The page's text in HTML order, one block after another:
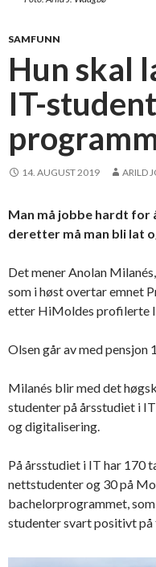
SAMFUNN
Hun skal
IT-
14. AUGUST 2019 ARILD
Man må jobbe hardt
deretter må man bli lat
Det mener Anolan
som i høst overtar emnet
etter HiMoldes profilerte
Olsen går av med pensjon
Milanés blir med det
studenter på årsstudiet i
og digitalisering.
På årsstudiet i IT har 170
nettstudenter og 30 på
bachelorprogrammet,
studenter svart positivt